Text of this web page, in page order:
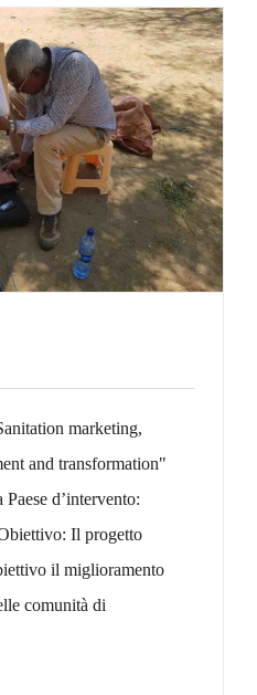
marketing,
and transformation"
d’intervento:
Il progetto
il miglioramento
comunità di